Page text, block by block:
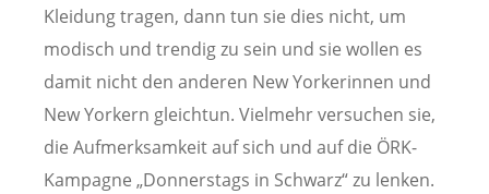
Kleidung tragen, dann tun sie dies nicht, um
modisch und trendig zu sein und sie wollen es
damit nicht den anderen New Yorkerinnen und
New Yorkern gleichtun. Vielmehr versuchen sie,
die Aufmerksamkeit auf sich und auf die ÖRK-
Kampagne „Donnerstags in Schwarz“ zu lenken.